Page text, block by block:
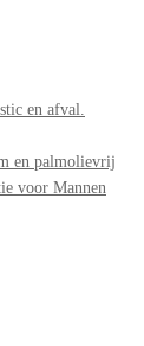
en afval.
en palmolievrij
voor Mannen